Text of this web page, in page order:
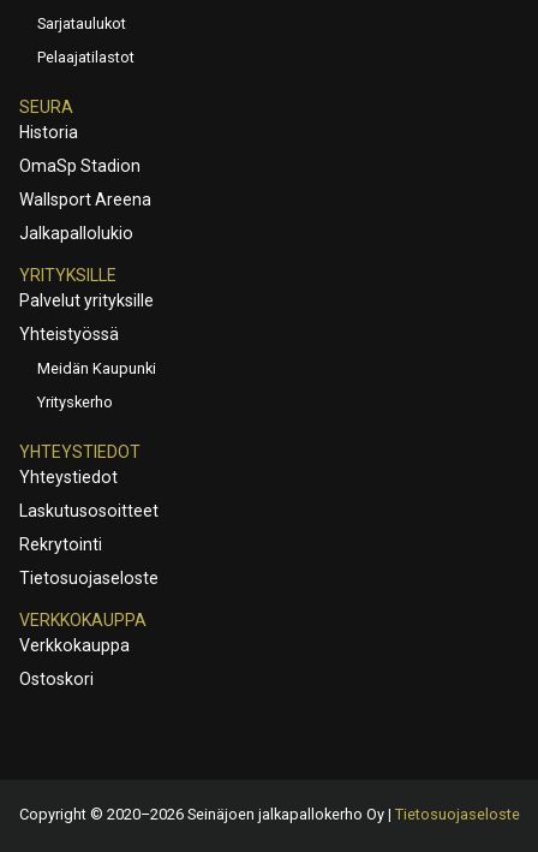
Sarjataulukot
Pelaajatilastot
SEURA
Historia
OmaSp Stadion
Wallsport Areena
Jalkapallolukio
YRITYKSILLE
Palvelut yrityksille
Yhteistyössä
Meidän Kaupunki
Yrityskerho
YHTEYSTIEDOT
Yhteystiedot
Laskutusosoitteet
Rekrytointi
Tietosuojaseloste
VERKKOKAUPPA
Verkkokauppa
Ostoskori
Copyright © 2020–2026 Seinäjoen jalkapallokerho Oy | Tietosuojaseloste